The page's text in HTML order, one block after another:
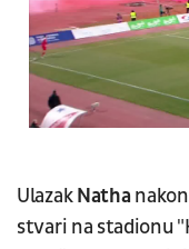
UlazakNatha
stvari na stadionu